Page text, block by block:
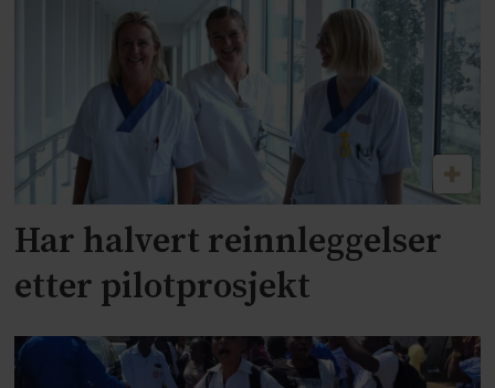
Har halvert reinnleggelser
etter pilotprosjekt